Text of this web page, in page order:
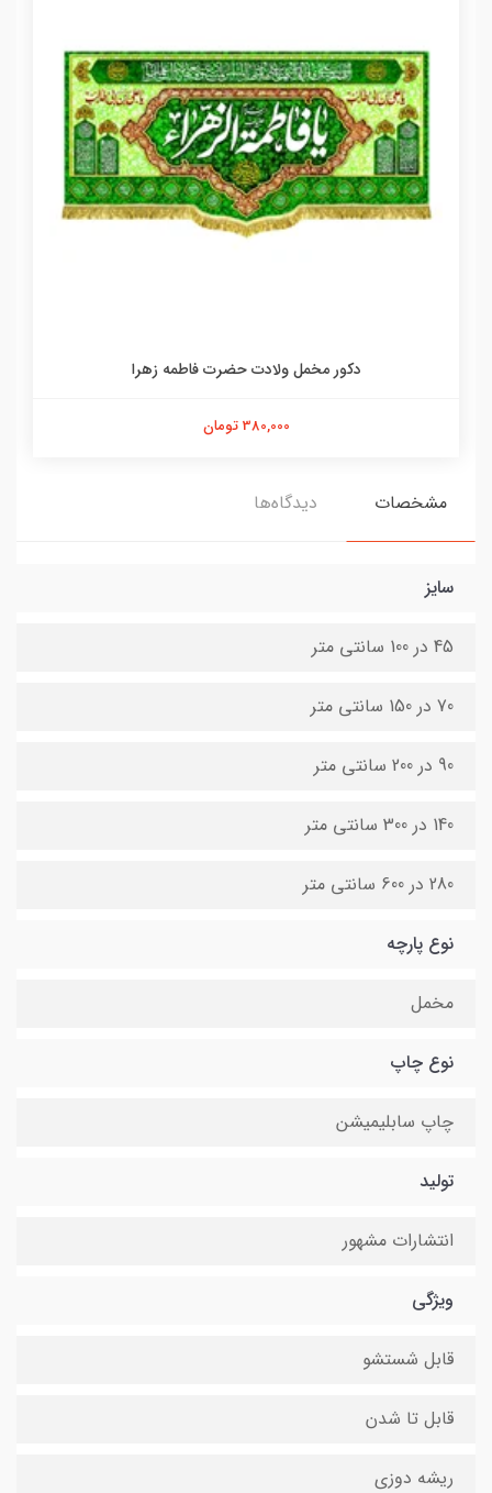
دکور مخمل ولادت حضرت فاطمه زهرا
380,000 تومان
مشخصات دیدگاه‌ها
سایز
45 در 100 سانتی متر
70 در 150 سانتی متر
90 در 200 سانتی متر
140 در 300 سانتی متر
280 در 600 سانتی متر
نوع پارچه
مخمل
نوع چاپ
چاپ سابلیمیشن
تولید
انتشارات مشهور
ویژگی
قابل شستشو
قابل تا شدن
ریشه دوزی